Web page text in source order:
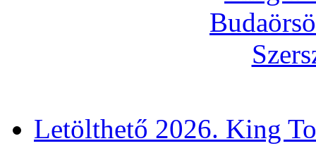
Letölthető 2026. King